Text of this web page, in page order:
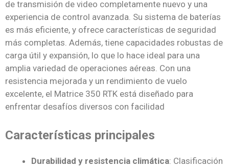
de transmisión de video completamente nuevo y una
experiencia de control avanzada. Su sistema de baterías
es más eficiente, y ofrece características de seguridad
más completas. Además, tiene capacidades robustas de
carga útil y expansión, lo que lo hace ideal para una
amplia variedad de operaciones aéreas. Con una
resistencia mejorada y un rendimiento de vuelo
excelente, el Matrice 350 RTK está diseñado para
enfrentar desafíos diversos con facilidad
Características principales
Durabilidad y resistencia climática: Clasificación